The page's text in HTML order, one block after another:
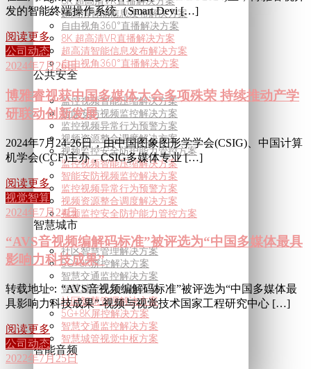
超高清智能信息发布解决方案
自由视角360°直播解决方案
8K 超高清VR直播解决方案
超高清智能信息发布解决方案
自由视角360°直播解决方案
公共安全
监控视频智能压缩解决方案
智能安防视频监控解决方案
监控视频异常行为预警方案
视频资源整合调度解决方案
视频监控安全防护能力管控方案
监控视频智能压缩解决方案
智能安防视频监控解决方案
监控视频异常行为预警方案
视频资源整合调度解决方案
视频监控安全防护能力管控方案
智慧城市
社区智慧管理解决方案
5G+8K屏控解决方案
智慧交通监控解决方案
智慧城管视觉中枢方案
社区智慧管理解决方案
5G+8K屏控解决方案
智慧交通监控解决方案
智慧城管视觉中枢方案
智能音频
发的智能终端操作系统（Smart Devi […]
阅读更多
公司动态
2024年7月26日
博雅睿视获中国多媒体大会多项殊荣 持续推动产学
研联动创新发展
2024年7月24-26日，由中国图象图形学学会(CSIG)、中国计算
机学会(CCF)主办，CSIG多媒体专业 […]
阅读更多
视觉智算
2024年7月24日
“AVS音视频编解码标准”被评选为“中国多媒体最具
影响力科技成果”
转载地址：“AVS音视频编解码标准”被评选为“中国多媒体最
具影响力科技成果”-视频与视觉技术国家工程研究中心 […]
阅读更多
公司动态
2022年7月25日